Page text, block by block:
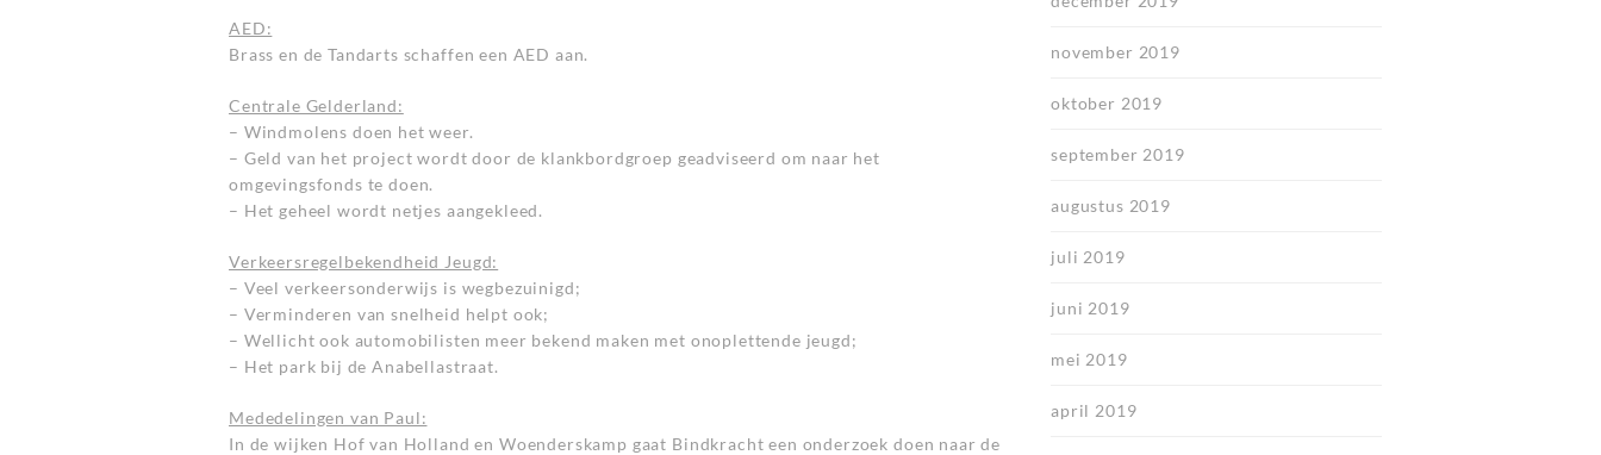
AED:
Brass en de Tandarts schaffen een AED aan.
Centrale Gelderland:
– Windmolens doen het weer.
– Geld van het project wordt door de klankbordgroep geadviseerd om naar het
omgevingsfonds te doen.
– Het geheel wordt netjes aangekleed.
Verkeersregelbekendheid Jeugd:
– Veel verkeersonderwijs is wegbezuinigd;
– Verminderen van snelheid helpt ook;
– Wellicht ook automobilisten meer bekend maken met onoplettende jeugd;
– Het park bij de Anabellastraat.
Mededelingen van Paul:
In de wijken Hof van Holland en Woenderskamp gaat Bindkracht een onderzoek doen naar de
november 2019
oktober 2019
september 2019
augustus 2019
juli 2019
juni 2019
mei 2019
april 2019